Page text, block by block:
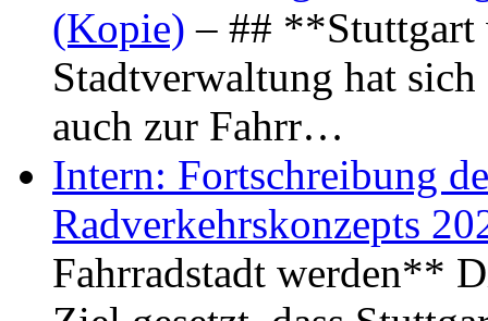
(Kopie) – ## **Stuttgart
Stadtverwaltung hat
auch zur Fahrr…
Intern: Fortschreibung
Radverkehrskonzepts
Fahrradstadt werden**